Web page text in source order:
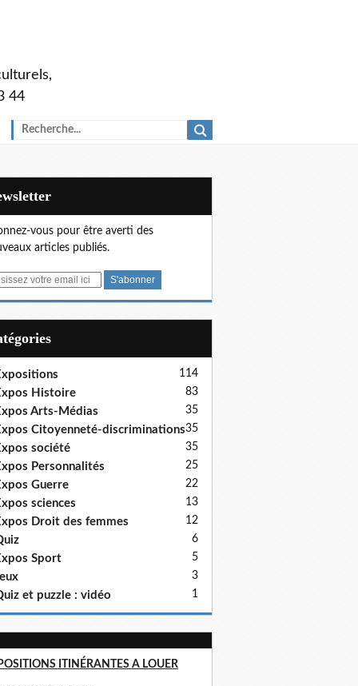
44
vous pour être averti des
articles publiés.
114
Histoire 83
Arts-Médias 35
Citoyenneté-discriminations35
société 35
Personnalités 25
Guerre 22
sciences 13
Droit des femmes 12
6
Sport 5
3
et puzzle : vidéo 1
ITINÉRANTES A LOUER